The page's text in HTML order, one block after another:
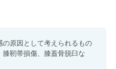
の原因として考えられるもの
膝靭帯損傷、膝蓋骨脱臼な